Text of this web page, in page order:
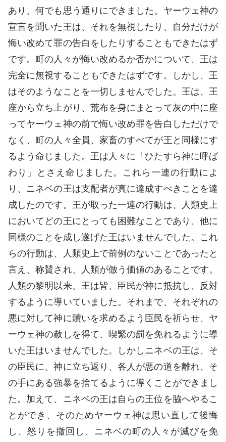
あり、何でも思う通りにできました。ヤーウェ神の
宣言を聞いた王は、それを無視したり、自分だけが
悔い改めて罪の告白をしたりすることもできたはず
です。町の人々が悔い改めるか否かについて、王は
完全に無視することもできたはずです。しかし、王
はそのようなことを一切しませんでした。王は、王
座から立ち上がり、荒布を身にまとって灰の中に座
ってヤーウェ神の前で悔い改め罪を告白しただけで
なく、町の人々全員、家畜のすべてが王と同様にす
るよう命じました。王は人々に「ひたすら神に呼ば
わり」とさえ命じました。これら一連の行動によ
り、ニネベの王は支配者が真に達成すべきことを達
成したのです。王が取った一連の行動は、人類史上
においてどの王にとっても困難なことであり、他に
同様のことを成し遂げた王はいませんでした。これ
らの行動は、人類史上で前例のないことであったと
言え、称賛され、人類が倣う価値のあることです。
人類の黎明以来、王は皆、臣民が神に抵抗し、反対
するように導いていました。それまで、それぞれの
悪に対して神に贖いを求めるよう臣民を祈らせ、ヤ
ーウェ神の赦しを得て、喫緊の罰を免れるように導
いた王はいませんでした。しかしニネベの王は、そ
の臣民に、神に立ち返り、各人が悪の道を離れ、そ
の手にある強暴を捨てるように導くことができまし
た。加えて、ニネベの王は自らの王位を脇へやるこ
とができ、そのためヤーウェ神は思い直して後悔
し、怒りを撤回し、ニネベの町の人々が滅びを免